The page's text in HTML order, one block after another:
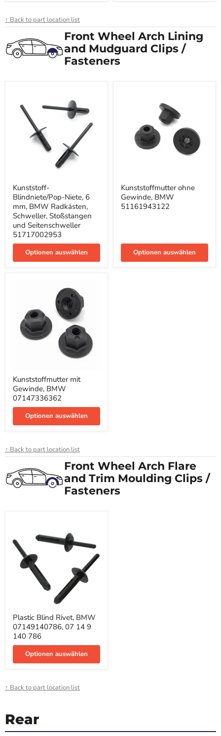
↑ Back to part location list
Front Wheel Arch Lining
and Mudguard Clips /
Fasteners
Blindniete/Pop-
Niete,
6
mm,
BMW
Radkästen,
Schweller,
Stoßstangen
Seitenschweller
Kunststoff-
Blindniete/Pop-Niete, 6
mm, BMW Radkästen,
Schweller, Stoßstangen
und Seitenschweller
51717002953
Optionen auswählen
ohne
Gewinde,
BMW
Kunststoffmutter ohne
Gewinde, BMW
51161943122
Optionen auswählen
mit
Gewinde,
BMW
07147336362
Kunststoffmutter mit
Gewinde, BMW
07147336362
Optionen auswählen
↑ Back to part location list
Front Wheel Arch Flare
and Trim Moulding Clips /
Fasteners
Blind
Rivet,
BMW
07149140786,
786
Plastic Blind Rivet, BMW
07149140786, 07 14 9
140 786
Optionen auswählen
↑ Back to part location list
Rear